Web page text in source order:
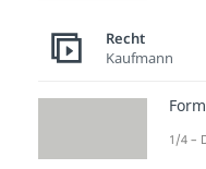
Recht
Kaufmann
1/4 –